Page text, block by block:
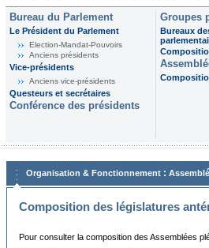
Bureau du Parlement
Le Président du Parlement
Election-Mandat-Pouvoirs
Anciens présidents
Vice-présidents
Anciens vice-présidents
Questeurs et secrétaires
Conférence des présidents
Groupes
Bureaux
Organisation & Fonctionnement :
Composition des législatures
Pour consulter la composition des Assemblées